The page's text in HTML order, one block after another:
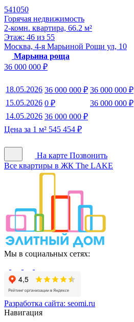
541050
Горячая недвижимость
2-комн. квартира, 66.2 м²
Этаж: 46 из 55
Москва, 4-я Марьиной Рощи ул, 10
Марьина роща
36 000 000 ₽
18.05.2026 36 000 000 ₽ 36 000 000 ₽
15.05.2026 0 ₽
36 000 000 ₽
14.05.2026 36 000 000 ₽
Цена за 1 м² 545 454 ₽
На карте Позвонить
Все квартиры в ЖК The LAKE
Мы в социальных сетях:
Разработка сайта: seomi.ru
Навигация